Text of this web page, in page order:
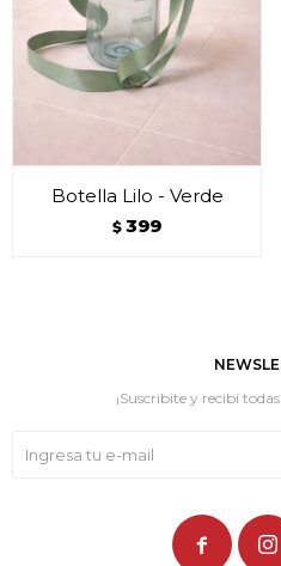
Botella Lilo - Verde
$ 399
¡Suscribite y recibí
 